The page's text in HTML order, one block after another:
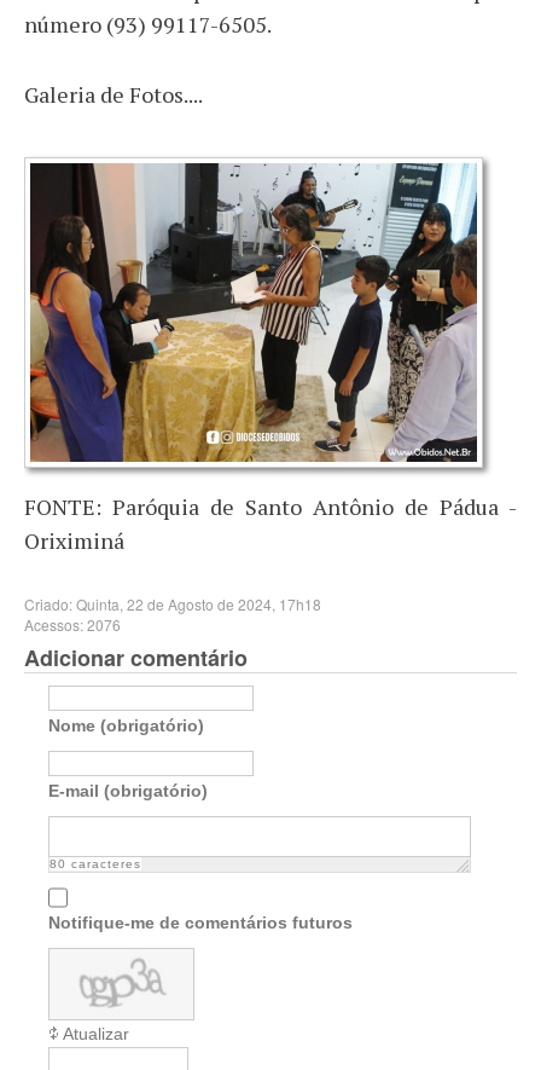
número (93) 99117-6505.
Galeria de Fotos....
FONTE: Paróquia de Santo Antônio de Pádua -
Oriximiná
Criado: Quinta, 22 de Agosto de 2024, 17h18
Acessos: 2076
Adicionar comentário
Nome (obrigatório)
E-mail (obrigatório)
80 caracteres
Notifique-me de comentários futuros
Atualizar